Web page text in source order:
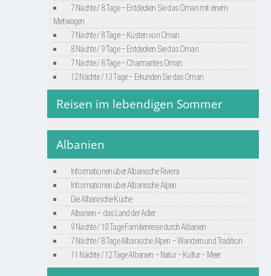
7 Nächte / 8 Tage – Entdecken Sie das Oman mit einem
Mietwagen
7 Nächte / 8 Tage – Küsten von Oman
8 Nächte / 9 Tage – Entdecken Sie das Oman
7 Nächte / 8 Tage – Charmantes Oman
12 Nächte / 13 Tage – Erkunden Sie das Oman
Reisen im lebendigen Sommer
Albanien
Informationen über Albanische Riviera
Informationen über Albanische Alpen
Die Albanische Küche
Albanien – das Land der Adler
9 Nächte / 10 Tage Familienreise durch Albanien
7 Nächte / 8 Tage Albanische Alpen – Wandern und Tradition
11 Nächte / 12 Tage Albanien – Natur – Kultur – Meer